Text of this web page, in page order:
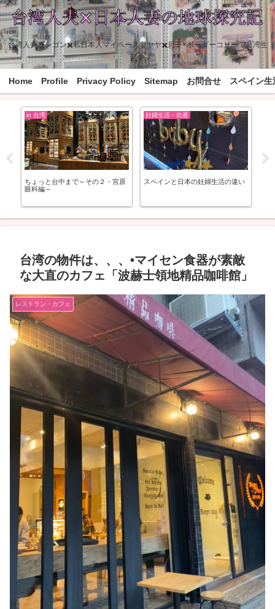
台湾人夫ゴンゴン✖️私日本人マイペース妻ヤヤ✖️息子×ボーダーコリーで台湾生
活中
Home Profile Privacy Policy Sitemap お問合せ スペイン生
in 台湾
ちょっと台中まで～その２・宮原
眼科編～
妊婦生活・出産
スペインと日本の妊婦生活の違い
台湾の物件は、、、•マイセン食器が素敵
な大直のカフェ「波赫士領地精品咖啡館」
レストラン・カフェ